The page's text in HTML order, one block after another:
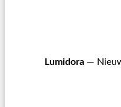
Lumidora —